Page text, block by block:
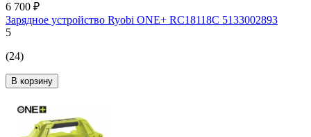
6 700 ₽
Зарядное устройство Ryobi ONE+ RC18118C 5133002893
5
(24)
В корзину